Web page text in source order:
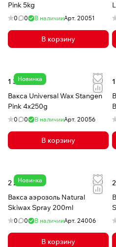
Pink 5kg
0 0 В наличииАрт. 20051
В корзину
Новинка
1 320 сом
Вакса Universal Wax Stangen
Pink 4x250g
0 0 В наличииАрт. 20056
В корзину
Новинка
2 260 сом
Вакса аэрозоль Natural
Skiwax Spray 200ml
0 0 В наличииАрт. 24006
В корзину